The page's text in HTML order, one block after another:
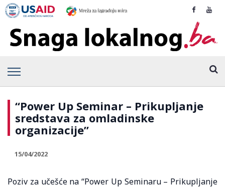
“Power Up Seminar – Prikupljanje
sredstava za omladinske
organizacije”
15/04/2022
Poziv za učešće na “Power Up Seminaru – Prikupljanje